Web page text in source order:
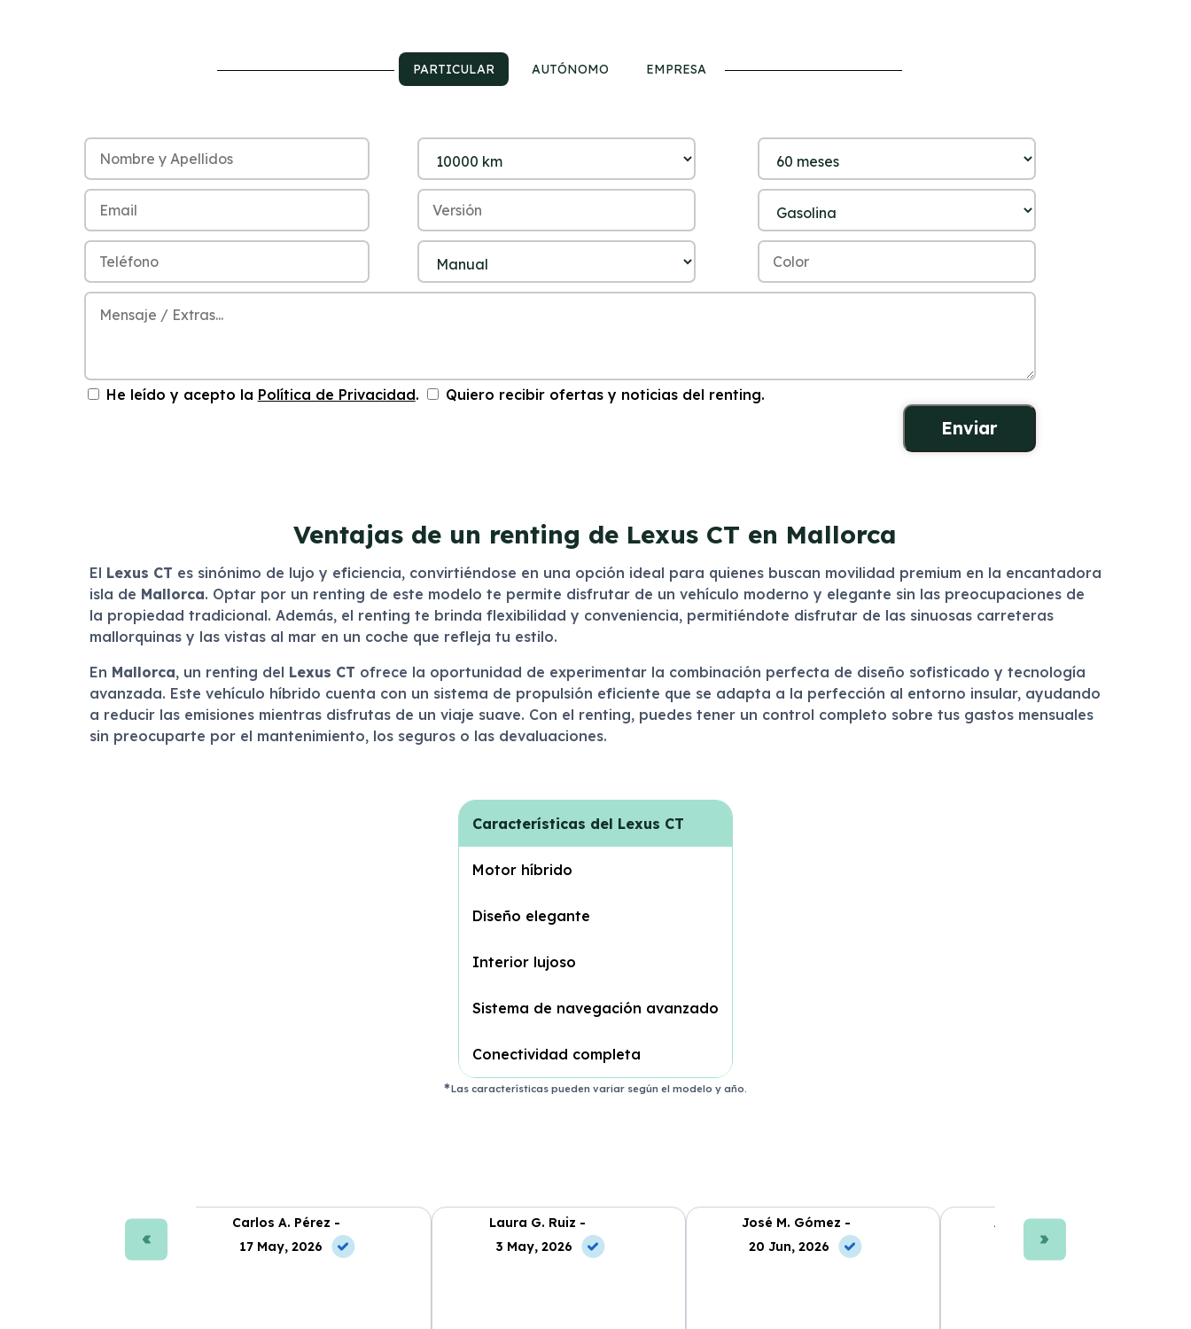
PARTICULAR AUTÓNOMO EMPRESA
He leído y acepto la Política de Privacidad. Quiero recibir ofertas y noticias del renting.
Ventajas de un renting de Lexus CT en Mallorca
El Lexus CT es sinónimo de lujo y eficiencia, convirtiéndose en una opción ideal para quienes buscan movilidad premium en la encantadora
isla de Mallorca. Optar por un renting de este modelo te permite disfrutar de un vehículo moderno y elegante sin las preocupaciones de
la propiedad tradicional. Además, el renting te brinda flexibilidad y conveniencia, permitiéndote disfrutar de las sinuosas carreteras
mallorquinas y las vistas al mar en un coche que refleja tu estilo.
En Mallorca, un renting del Lexus CT ofrece la oportunidad de experimentar la combinación perfecta de diseño sofisticado y tecnología
avanzada. Este vehículo híbrido cuenta con un sistema de propulsión eficiente que se adapta a la perfección al entorno insular, ayudando
a reducir las emisiones mientras disfrutas de un viaje suave. Con el renting, puedes tener un control completo sobre tus gastos mensuales
sin preocuparte por el mantenimiento, los seguros o las devaluaciones.
Características del Lexus CT
Motor híbrido
Diseño elegante
Interior lujoso
Sistema de navegación avanzado
Conectividad completa
Las características pueden variar según el modelo y año.
Carlos A. Pérez -
17 May, 2026
Laura G. Ruiz -
3 May, 2026
José M. Gómez -
20 Jun, 2026
Ana L. Fernández -
10 Jun, 2026